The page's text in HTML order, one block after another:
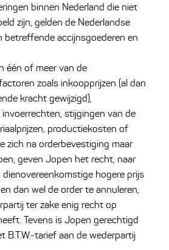
binnen Nederland die niet
zijn, gelden de Nederlandse
betreffende accijnsgoederen en
één of meer van de
zoals inkoopprijzen (al dan
kracht gewijzigd),
stijgingen van de
productiekosten of
zich na orderbevestiging maar
geven Jopen het recht, naar
dienovereenkomstige hogere prijs
dan wel de order te annuleren,
ter zake enig recht op
Tevens is Jopen gerechtigd
B.T.W.-tarief aan de wederpartij